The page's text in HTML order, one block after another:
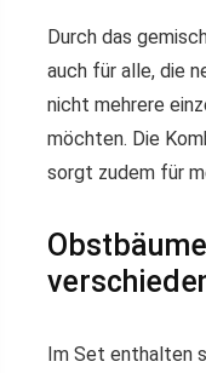
Durch das
auch für alle, die
nicht mehrere
möchten. Die
sorgt zudem für
Im Set enthalten